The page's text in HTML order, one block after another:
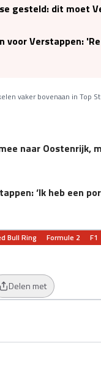
gesteld: dit moet
voor Verstappen:
vaker bovenaan in Top
naar Oostenrijk,
‘Ik heb een
Bull Ring Formule 2
F1
Delen met